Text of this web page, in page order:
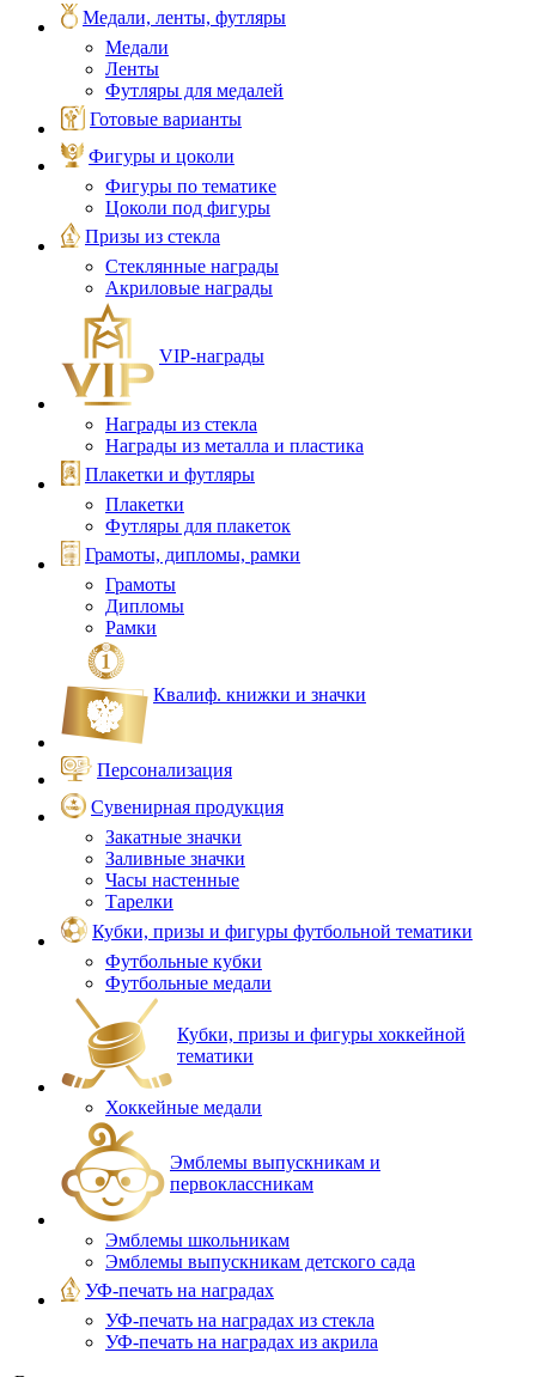
Медали, ленты, футляры
Медали
Ленты
Футляры для медалей
Готовые варианты
Фигуры и цоколи
Фигуры по тематике
Цоколи под фигуры
Призы из стекла
Стеклянные награды
Акриловые награды
VIP‑награды
Награды из стекла
Награды из металла и пластика
Плакетки и футляры
Плакетки
Футляры для плакеток
Грамоты, дипломы, рамки
Грамоты
Дипломы
Рамки
Квалиф. книжки и значки
Персонализация
Сувенирная продукция
Закатные значки
Заливные значки
Часы настенные
Тарелки
Кубки, призы и фигуры футбольной тематики
Футбольные кубки
Футбольные медали
Кубки, призы и фигуры хоккейной
тематики
Хоккейные медали
Эмблемы выпускникам и
первоклассникам
Эмблемы школьникам
Эмблемы выпускникам детского сада
УФ-печать на наградах
УФ‑печать на наградах из стекла
УФ-печать на наградах из акрила